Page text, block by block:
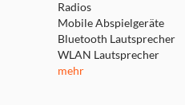
Radios
Mobile Abspielgeräte
Bluetooth Lautsprecher
WLAN Lautsprecher
mehr